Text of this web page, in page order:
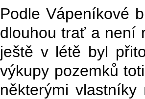
Podle Vápeníkové
dlouhou trať a není
ještě v létě byl
výkupy pozemků
některými